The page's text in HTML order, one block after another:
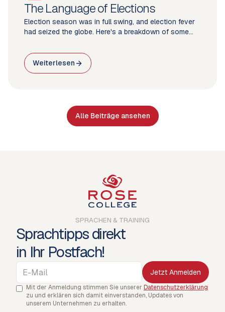
The Language of Elections
Election season was in full swing, and election fever
had seized the globe. Here's a breakdown of some
noise.
Weiterlesen
Alle Beiträge ansehen
Sprachtipps direkt
in Ihr Postfach!
Mit der Anmeldung stimmen Sie unserer Datenschutzerklärung
zu und erklären sich damit einverstanden, Updates von
unserem Unternehmen zu erhalten.
SPRACHEN & TRAINING